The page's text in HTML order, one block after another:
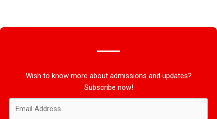
Wish to know more about admissions and updates?
Subscribe now!